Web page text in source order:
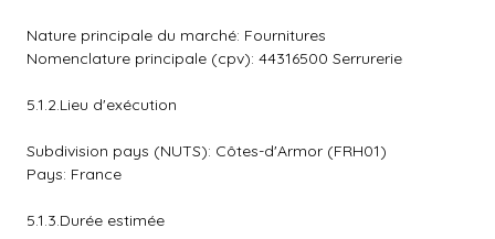
Nature principale du marché: Fournitures
Nomenclature principale (cpv): 44316500 Serrurerie
5.1.2.Lieu d'exécution
Subdivision pays (NUTS): Côtes-d'Armor (FRH01)
Pays: France
5.1.3.Durée estimée